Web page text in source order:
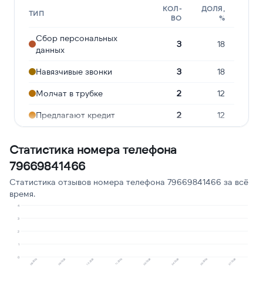
ТИП
КОЛ-
ВО
ДОЛЯ,
%
Сбор персональных
данных
3 18
Навязчивые звонки 3 18
Молчат в трубке 2 12
Предлагают кредит 2 12
мошенничество
Реклама услуг и сервисов
Статистика номера телефона
79669841466
Статистика отзывов номера телефона 79669841466 за всё
время.
0
1
2
3
4
08.2025 09.2025 10.2025 11.2025 03.2026 04.2026 05.2026 07.2026